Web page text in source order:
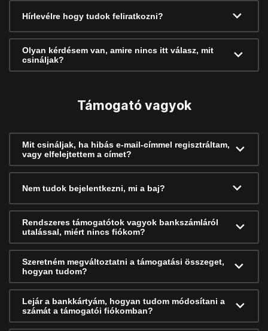
Hírlevélre hogy tudok feliratkozni?
Olyan kérdésem van, amire nincs itt válasz, mit
csináljak?
Támogató vagyok
Mit csináljak, ha hibás e-mail-címmel regisztráltam,
vagy elfelejtettem a címet?
Nem tudok bejelentkezni, mi a baj?
Rendszeres támogatótok vagyok bankszámláról
utalással, miért nincs fiókom?
Szeretném megváltoztatni a támogatási összeget,
hogyan tudom?
Lejár a bankkártyám, hogyan tudom módosítani a
számát a támogatói fiókomban?